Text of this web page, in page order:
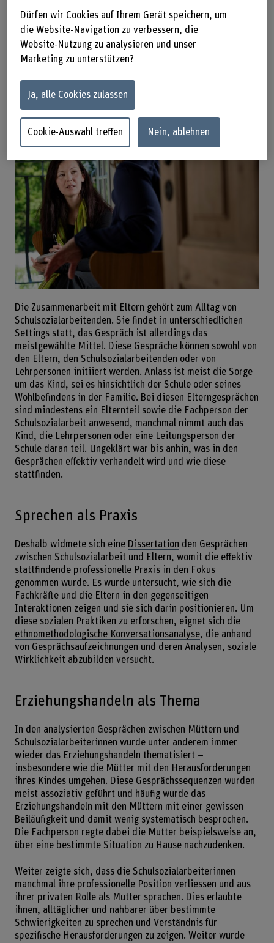
und Beratung als unterstützendes
Angebot kennenzulernen.
Die Zusammenarbeit mit Eltern gehört zum Alltag von
Schulsozialarbeitenden. Sie findet in unterschiedlichen
Settings statt, das Gespräch ist allerdings das
meistgewählte Mittel. Diese Gespräche können sowohl von
den Eltern, den Schulsozialarbeitenden oder von
Lehrpersonen initiiert werden. Anlass ist meist die Sorge
um das Kind, sei es hinsichtlich der Schule oder seines
Wohlbefindens in der Familie. Bei diesen Elterngesprächen
sind mindestens ein Elternteil sowie die Fachperson der
Schulsozialarbeit anwesend, manchmal nimmt auch das
Kind, die Lehrpersonen oder eine Leitungsperson der
Schule daran teil. Ungeklärt war bis anhin, was in den
Gesprächen effektiv verhandelt wird und wie diese
stattfinden.
Sprechen als Praxis
Deshalb widmete sich eine Dissertation den Gesprächen
zwischen Schulsozialarbeit und Eltern, womit die effektiv
stattfindende professionelle Praxis in den Fokus
genommen wurde. Es wurde untersucht, wie sich die
Fachkräfte und die Eltern in den gegenseitigen
Interaktionen zeigen und sie sich darin positionieren. Um
diese sozialen Praktiken zu erforschen, eignet sich die
ethnomethodologische Konversationsanalyse, die anhand
von Gesprächsaufzeichnungen und deren Analysen, soziale
Wirklichkeit abzubilden versucht.
Erziehungshandeln als Thema
In den analysierten Gesprächen zwischen Müttern und
Schulsozialarbeiterinnen wurde unter anderem immer
wieder das Erziehungshandeln thematisiert –
insbesondere wie die Mütter mit den Herausforderungen
ihres Kindes umgehen. Diese Gesprächssequenzen wurden
meist assoziativ geführt und häufig wurde das
Erziehungshandeln mit den Müttern mit einer gewissen
Beiläufigkeit und damit wenig systematisch besprochen.
Die Fachperson regte dabei die Mutter beispielsweise an,
über eine bestimmte Situation zu Hause nachzudenken.
Weiter zeigte sich, dass die Schulsozialarbeiterinnen
manchmal ihre professionelle Position verliessen und aus
ihrer privaten Rolle als Mutter sprachen. Dies erlaubte
ihnen, alltäglicher und nahbarer über bestimmte
Schwierigkeiten zu sprechen und Verständnis für
spezifische Herausforderungen zu zeigen. Weiter wurde
Dürfen wir Cookies auf Ihrem Gerät speichern, um
die Website-Navigation zu verbessern, die
Website-Nutzung zu analysieren und unser
Marketing zu unterstützen?
Ja, alle Cookies zulassen
Cookie-Auswahl treffen Nein, ablehnen